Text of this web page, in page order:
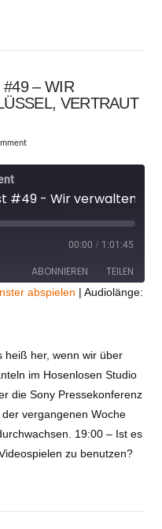
#49 – WIR
VERTRAUT
00:00 / 1:01:45
ABONNIEREN TEILEN
abspielen |Audiolänge:
heiß her, wenn wir über
im Hosenlosen Studio
die Sony Pressekonferenz
vergangenen Woche
19:00 – Ist es
zu benutzen?